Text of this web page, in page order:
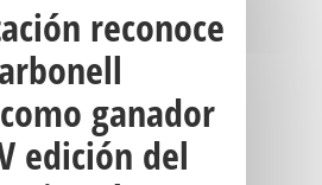
reconoce
ganador
edición del